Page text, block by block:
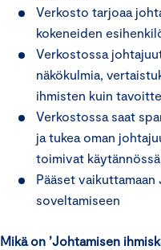
Verkosto tarjoaa
kokeneiden
Verkostossa
näkökulmia,
ihmisten kuin
Verkostossa saat
ja tukea oman
toimivat
Pääset
soveltamiseen
Mikä on ’Johtamisen